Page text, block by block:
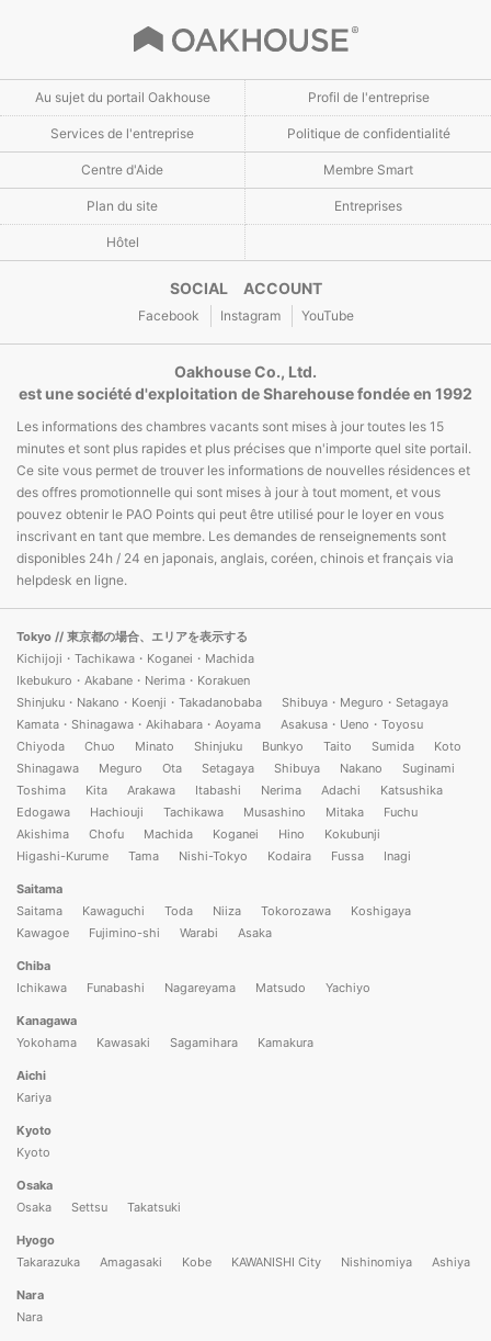
Au sujet du portail Oakhouse Profil de l'entreprise
Services de l'entreprise Politique de confidentialité
Centre d'Aide Membre Smart
Plan du site Entreprises
Hôtel
SOCIAL ACCOUNT
Facebook Instagram YouTube
Oakhouse Co., Ltd.
est une société d'exploitation de Sharehouse fondée en 1992
Les informations des chambres vacants sont mises à jour toutes les 15
minutes et sont plus rapides et plus précises que n'importe quel site portail.
Ce site vous permet de trouver les informations de nouvelles résidences et
des offres promotionnelle qui sont mises à jour à tout moment, et vous
pouvez obtenir le PAO Points qui peut être utilisé pour le loyer en vous
inscrivant en tant que membre. Les demandes de renseignements sont
disponibles 24h / 24 en japonais, anglais, coréen, chinois et français via
helpdesk en ligne.
Tokyo // 東京都の場合、エリアを表示する
Kichijoji・Tachikawa・Koganei・Machida
Ikebukuro・Akabane・Nerima・Korakuen
Shinjuku・Nakano・Koenji・Takadanobaba
Shibuya・Meguro・Setagaya
Kamata・Shinagawa・Akihabara・Aoyama
Asakusa・Ueno・Toyosu
Chiyoda
Chuo Minato Shinjuku Bunkyo Taito Sumida
Koto
Shinagawa
Meguro Ota Setagaya Shibuya Nakano
Suginami
Toshima
Kita Arakawa Itabashi Nerima Adachi
Katsushika
Edogawa
Hachiouji Tachikawa Musashino Mitaka
Fuchu
Akishima
Chofu Machida Koganei Hino
Kokubunji
Higashi-Kurume
Tama Nishi-Tokyo Kodaira Fussa Inagi
Saitama
Saitama
Kawaguchi Toda Niiza Tokorozawa
Koshigaya
Kawagoe
Fujimino-shi Warabi Asaka
Chiba
Ichikawa
Funabashi Nagareyama Matsudo Yachiyo
Kanagawa
Yokohama
Kawasaki Sagamihara Kamakura
Aichi
Kariya
Kyoto
Kyoto
Osaka
Osaka
Settsu Takatsuki
Hyogo
Takarazuka
Amagasaki Kobe KAWANISHI City Nishinomiya Ashiya
Nara
Nara